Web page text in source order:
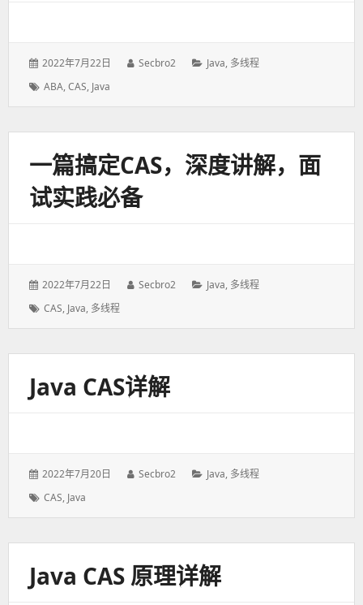
发
于：
2022年7月22日
作
Secbro2
分
Java, 多线程
标
ABA,CAS, Java
一篇搞定CAS，深度讲解，面
试实践必备
发
于：
2022年7月22日
作
Secbro2
分
Java, 多线程
标
CAS, Java, 多线程
Java CAS详解
发
于：
2022年7月20日
作
Secbro2
分
Java, 多线程
标
CAS, Java
Java CAS 原理详解